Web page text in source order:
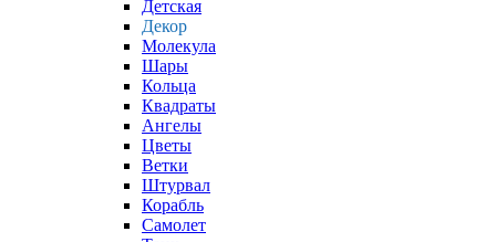
Детская
Декор
Молекула
Шары
Кольца
Квадраты
Ангелы
Цветы
Ветки
Штурвал
Корабль
Самолет